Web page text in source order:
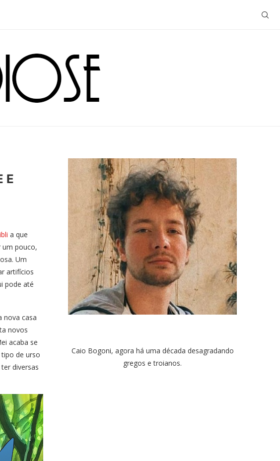
E
a que
um pouco,
Um
artifícios
pode até
nova casa
novos
acaba se
de urso
diversas
Caio Bogoni, agora há uma década desagradando
gregos e troianos.